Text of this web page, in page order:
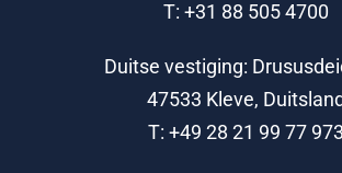
T: +31 88 505 4700
Duitse vestiging:
47533 Kleve,
T: +49 28 21 99 77 973